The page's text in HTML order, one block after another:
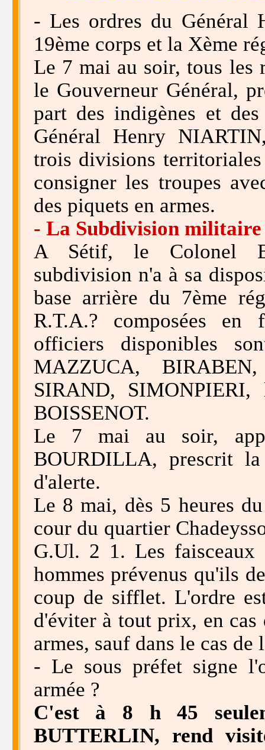
- Les ordres du Général
19ème corps et la Xème
Le 7 mai au soir, tous les
le Gouverneur Général,
part des indigènes et
Général Henry
trois divisions
consigner les troupes
des piquets en armes.
- La Subdivision
A Sétif, le Colonel
subdivision n'a à sa
base arrière du 7ème
R.T.A.? composées en
officiers disponibles
MAZZUCA,
SIRAND,
BOISSENOT.
Le 7 mai au soir,
BOURDILLA, prescrit
d'alerte.
Le 8 mai, dès 5 heures
cour du quartier
G.Ul. 2 1. Les
hommes prévenus qu'ils
coup de sifflet. L'ordre
d'éviter à tout prix, en cas
armes, sauf dans le cas de
- Le sous préfet signe
armée ?
C'est à 8 h 45
BUTTERLIN, rend